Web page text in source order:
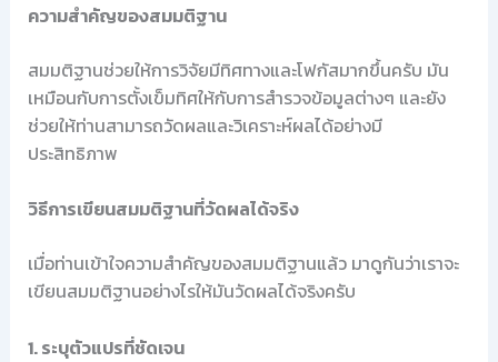
ความสำคัญของสมมติฐาน
สมมติฐานช่วยให้การวิจัยมีทิศทางและโฟกัสมากขึ้นครับ มัน
เหมือนกับการตั้งเข็มทิศให้กับการสำรวจข้อมูลต่างๆ และยัง
ช่วยให้ท่านสามารถวัดผลและวิเคราะห์ผลได้อย่างมี
ประสิทธิภาพ
วิธีการเขียนสมมติฐานที่วัดผลได้จริง
เมื่อท่านเข้าใจความสำคัญของสมมติฐานแล้ว มาดูกันว่าเราจะ
เขียนสมมติฐานอย่างไรให้มันวัดผลได้จริงครับ
1. ระบุตัวแปรที่ชัดเจน